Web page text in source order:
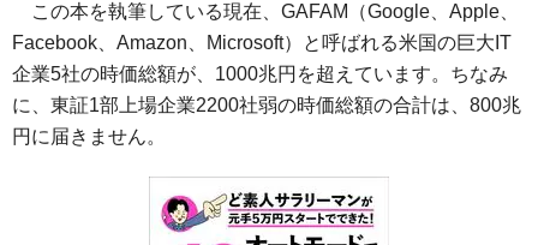
この本を執筆している現在、GAFAM（Google、Apple、
Facebook、Amazon、Microsoft）と呼ばれる米国の巨大IT
企業5社の時価総額が、1000兆円を超えています。ちなみ
に、東証1部上場企業2200社弱の時価総額の合計は、800兆
円に届きません。